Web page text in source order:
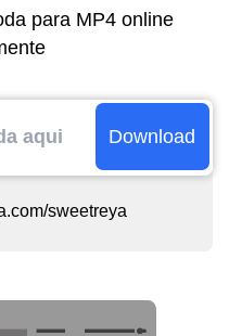
Português
para MP4 online
Download
sweetreya